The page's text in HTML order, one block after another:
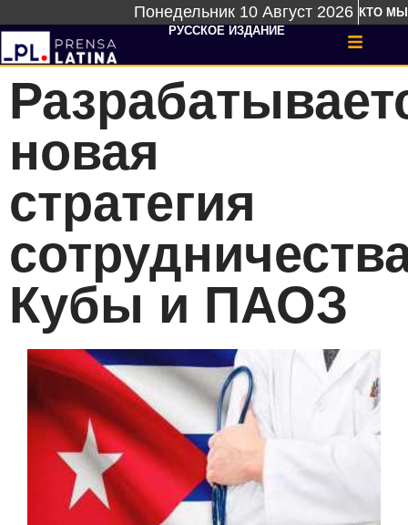
Понедельник 10 Август 2026 КТО МЫ
РУССКОЕ ИЗДАНИЕ
новая
стратегия
Кубы и ПАОЗ